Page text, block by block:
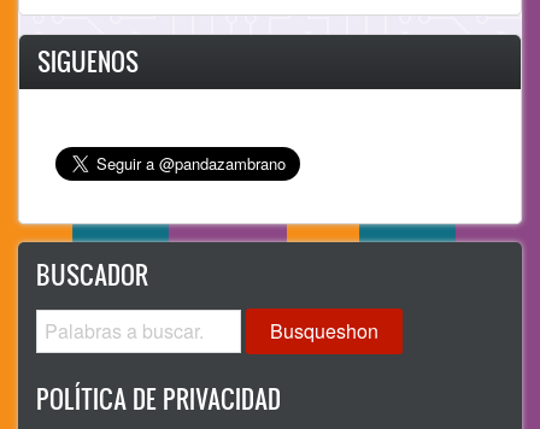
SIGUENOS
BUSCADOR
Busqueshon
POLÍTICA DE PRIVACIDAD